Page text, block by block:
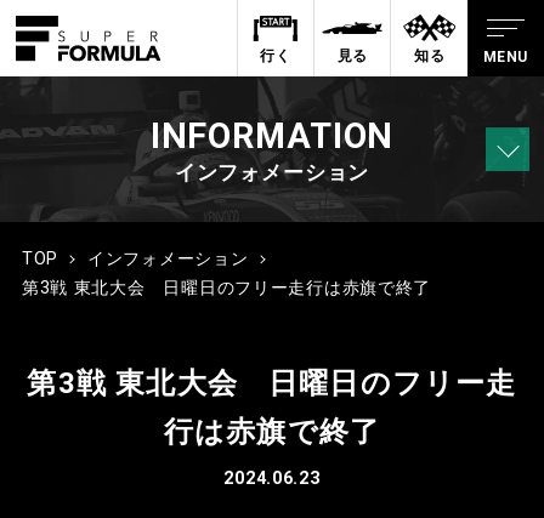
行く 見る 知る
INFORMATION
インフォメーション
TOP
インフォメーション
第3戦 東北大会 日曜日のフリー走行は赤旗で終了
第3戦 東北大会 日曜日のフリー走
行は赤旗で終了
2024.06.23